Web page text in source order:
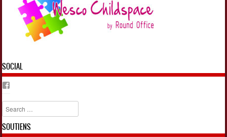
SOCIAL
Search
SOUTIENS